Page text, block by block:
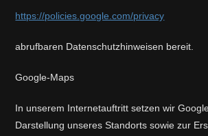
https://policies.google.com/privacy
abrufbaren Datenschutzhinweisen bereit.
Google-Maps
In unserem Internetauftritt setzen wir
Darstellung unseres Standorts sowie zur